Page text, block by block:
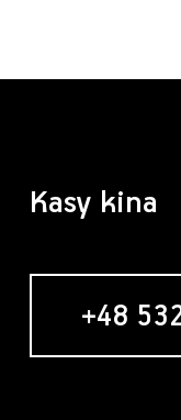
Kasy kina
+48